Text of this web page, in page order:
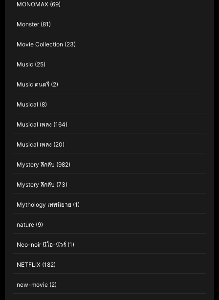
MONOMAX (69)
Monster(81)
Movie Collection (23)
Music (25)
Music ดนตรี (2)
Musical (8)
Musical เพลง (164)
Musical เพลง (20)
Mystery ลึกลับ (982)
Mystery ลึกลับ (73)
Mythology เทพนิยาย (1)
nature (9)
Neo-noir นีโอ-นัวร์ (1)
NETFLIX (182)
new-movie (2)